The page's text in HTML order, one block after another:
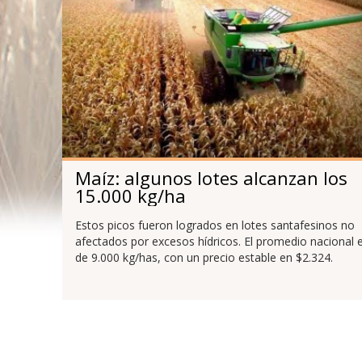
Maíz: algunos lotes alcanzan los
15.000 kg/ha
Estos picos fueron logrados en lotes santafesinos no
afectados por excesos hídricos. El promedio nacional
de 9.000 kg/has, con un precio estable en $2.324.